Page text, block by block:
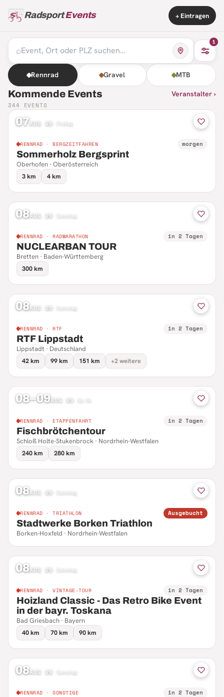
RadsportEvents + Eintragen
⌕
1
Rennrad Gravel MTB
Kommende Events Veranstalter ›
344 EVENTS
07AUG 26 Freitag
RENNRAD · BERGZEITFAHREN morgen
Sommerholz Bergsprint
Oberhofen · Oberösterreich
3 km
4 km
08AUG 26 Samstag
RENNRAD · RADMARATHON in 2 Tagen
NUCLEARBAN TOUR
Bretten · Baden-Württemberg
300 km
08AUG 26 Samstag
RENNRAD · RTF in 2 Tagen
RTF Lippstadt
Lippstadt · Deutschland
42 km
99 km 151 km +2 weitere
08–09AUG 26 Sa–So
RENNRAD · ETAPPENFAHRT in 2 Tagen
Fischbrötchentour
Schloß Holte-Stukenbrock · Nordrhein-Westfalen
240 km
280 km
08AUG 26 Samstag
RENNRAD · TRIATHLON Ausgebucht
Stadtwerke Borken Triathlon
Borken-Hoxfeld · Nordrhein-Westfalen
08AUG 26 Samstag
RENNRAD · VINTAGE-TOUR in 2 Tagen
Hoizland Classic - Das Retro Bike Event
in der bayr. Toskana
Bad Griesbach · Bayern
40 km
70 km 90 km
08AUG 26 Samstag
RENNRAD · SONSTIGE in 2 Tagen